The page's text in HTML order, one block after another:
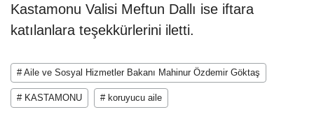
Kastamonu Valisi Meftun Dallı ise iftara
katılanlara teşekkürlerini iletti.
# Aile ve Sosyal Hizmetler Bakanı Mahinur Özdemir Göktaş
# KASTAMONU # koruyucu aile